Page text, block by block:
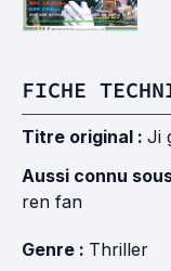
FICHE
Titre original : Ji
Aussi connu
ren fan
Genre : Thriller